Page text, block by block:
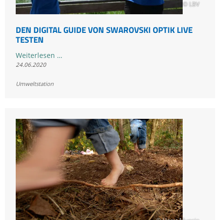
© LBV
DEN DIGITAL GUIDE VON SWAROVSKI OPTIK LIVE
TESTEN
Weiterlesen …
live
testen
24.06.2020
Umweltstation